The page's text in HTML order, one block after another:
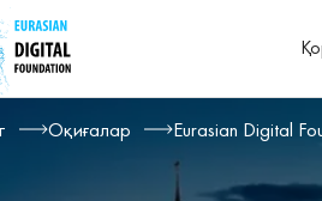
Оқиғалар Eurasian Digital